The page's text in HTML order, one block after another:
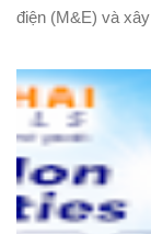
điện (M&E) và xây